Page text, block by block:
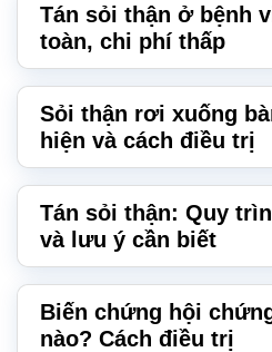
Tán sỏi thận ở bệnh
toàn, chi phí thấp
Sỏi thận rơi xuống
hiện và cách điều trị
Tán sỏi thận: Quy
và lưu ý cần biết
Biến chứng hội
nào? Cách điều trị